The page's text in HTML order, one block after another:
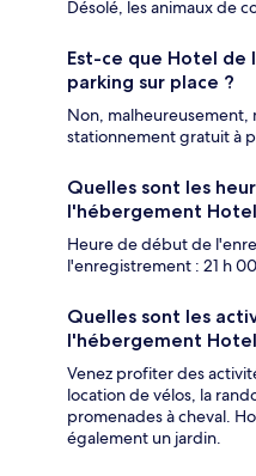
Désolé, les animaux de
Est-ce que Hotel de
parking sur place ?
Non, malheureusement,
stationnement gratuit à
Quelles sont les
l'hébergement
Heure de début de
l'enregistrement : 21 h
Quelles sont les
l'hébergement
Venez profiter des
location de vélos, la
promenades à cheval.
également un jardin.